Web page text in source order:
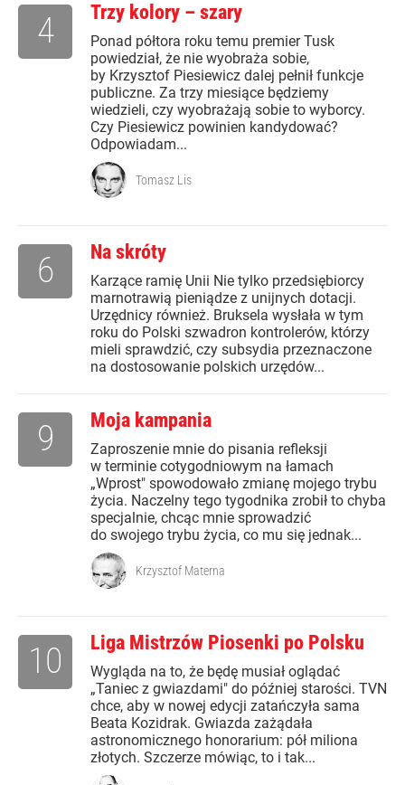
Trzy kolory – szary
Ponad półtora roku temu premier Tusk
powiedział, że nie wyobraża sobie,
by Krzysztof Piesiewicz dalej pełnił funkcje
publiczne. Za trzy miesiące będziemy
wiedzieli, czy wyobrażają sobie to wyborcy.
Czy Piesiewicz powinien kandydować?
Odpowiadam...
4
Tomasz Lis
Na skróty
Karzące ramię Unii Nie tylko przedsiębiorcy
marnotrawią pieniądze z unijnych dotacji.
Urzędnicy również. Bruksela wysłała w tym
roku do Polski szwadron kontrolerów, którzy
mieli sprawdzić, czy subsydia przeznaczone
na dostosowanie polskich urzędów...
6
Moja kampania
Zaproszenie mnie do pisania refleksji
w terminie cotygodniowym na łamach
„Wprost" spowodowało zmianę mojego trybu
życia. Naczelny tego tygodnika zrobił to chyba
specjalnie, chcąc mnie sprowadzić
do swojego trybu życia, co mu się jednak...
9
Krzysztof Materna
Liga Mistrzów Piosenki po Polsku
Wygląda na to, że będę musiał oglądać
„Taniec z gwiazdami" do później starości. TVN
chce, aby w nowej edycji zatańczyła sama
Beata Kozidrak. Gwiazda zażądała
astronomicznego honorarium: pół miliona
złotych. Szczerze mówiąc, to i tak...
10